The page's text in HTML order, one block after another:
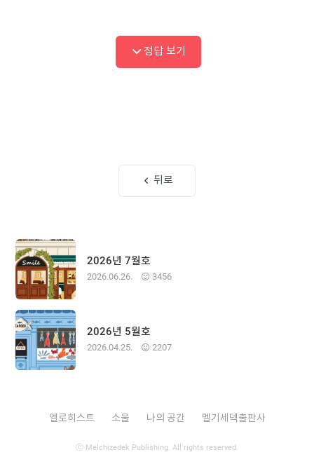
정답 보기
뒤로
2026년 7월호
2026.06.26. 3456
2026년 5월호
2026.04.25. 2207
엘로히스트 소울 나의 공간 멜기세덱출판사
ⓒ Melchizedek Publishing. All rights reserved.